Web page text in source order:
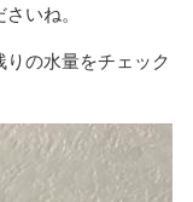
いね。
の水量をチェック